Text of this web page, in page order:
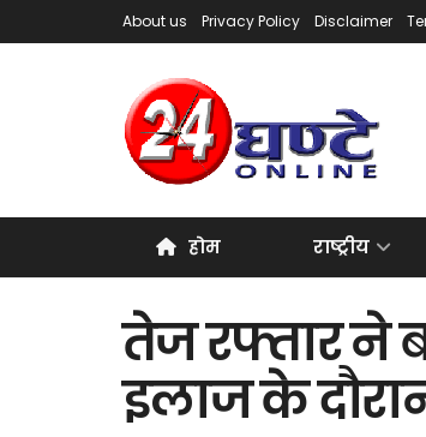
About us Privacy Policy Disclaimer
होम राष्ट्रीय
तेज रफ्तार ने
इलाज के